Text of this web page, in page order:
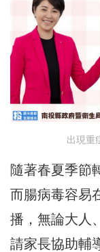
出現重
隨著春夏季節
而腸病毒容易
播，無論大人
請家長協助輔